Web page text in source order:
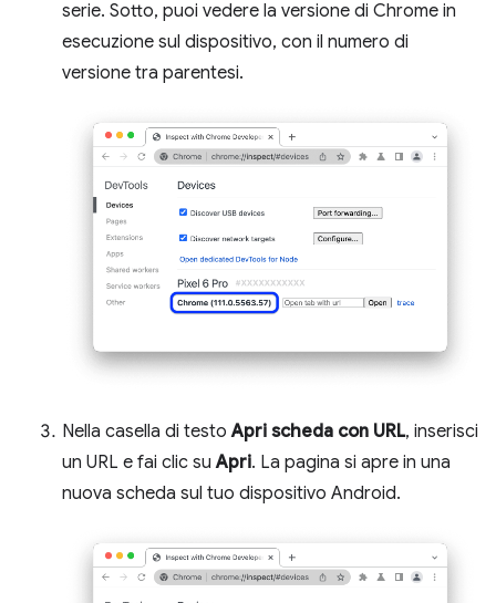
serie. Sotto, puoi vedere la versione di Chrome in
esecuzione sul dispositivo, con il numero di
versione tra parentesi.
Nella casella di testoApri scheda con URL, inserisci
un URL e fai clic suApri. La pagina si apre in una
nuova scheda sul tuo dispositivo Android.